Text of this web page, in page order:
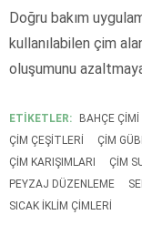
Doğru bakım
kullanılabilen çim
oluşumunu
ETİKETLER: BAHÇE ÇIMI
ÇIM ÇEŞITLERI
ÇIM
ÇIM KARIŞIMLARI
ÇIM
PEYZAJ DÜZENLEME
SICAK IKLIM ÇIMLERI